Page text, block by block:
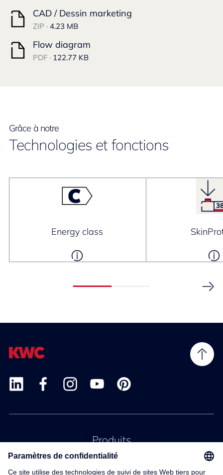
CAD / Dessin marketing
ZIP · 4.23 MB
Flow diagram
PDF · 122.77 KB
Grâce à notre
Technologies et fonctions
Energy class
Produits
Service